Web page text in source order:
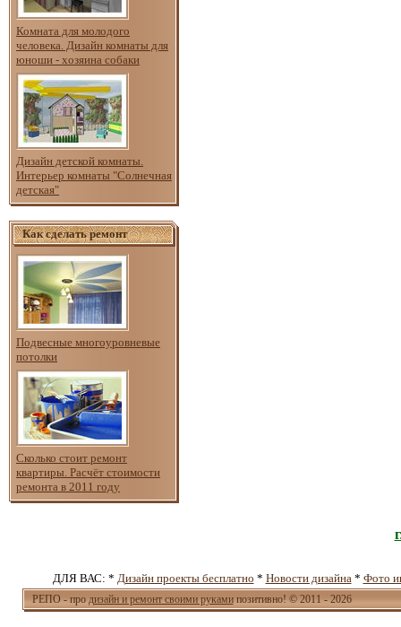
Комната для молодого
человека. Дизайн комнаты для
юноши - хозяина собаки
Дизайн детской комнаты.
Интерьер комнаты "Солнечная
детская"
Как сделать ремонт
Подвесные многоуровневые
потолки
Сколько стоит ремонт
квартиры. Расчёт стоимости
ремонта в 2011 году
ДЛЯ ВАС: * Дизайн проекты бесплатно * Новости дизайна * Фото
РЕПО - про дизайн и ремонт своими рукамипозитивно! © 2011 - 2026